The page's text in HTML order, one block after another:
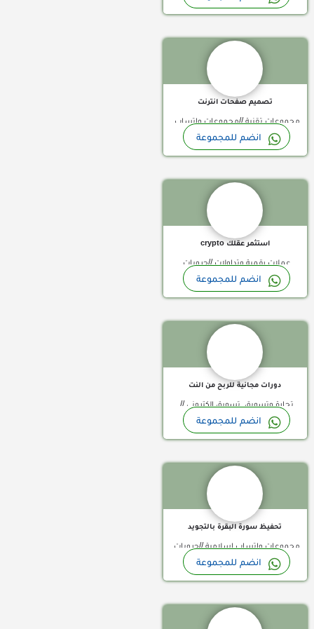
عمانية, مجموعات واتساب فلسطينية,
مجموعات واتساب قطر, مجموعات
واتساب ليبيا, مجموعات واتساب مصر
واتساب بحرينية, مجموعات واتساب
مجموعات واتساب العراق, مجموعات
واتساب الكويت, مجموعات واتساب
المغرب, مجموعات واتساب اليمن,
مجموعات واتساب تركية, مجموعات
واتساب تونس, مجموعات واتساب
سودان, مجموعات واتساب سوريا,
واتساب عمانية, مجموعات واتساب
فلسطينية, مجموعات واتساب قطر,
مجموعات واتساب ليبيا, مجموعات
واتساب مصر
تصميم صفحات انترنت
مجموعة تصميم صفحات انترنت لمن يبحث عن مصمم صفحات
مجموعات تقنية //مجموعات واتساب
الامارات, مجموعات واتساب الجزائر,
مجموعات واتساب العراق, مجموعات
المغرب, مجموعات واتساب اليمن,
مجموعات واتساب تركية, مجموعات
واتساب تونس, مجموعات واتساب
سودان, مجموعات واتساب سوريا,
مجموعات واتساب عرب, مجموعات
واتساب عمانية, مجموعات واتساب
مجموعات واتساب ليبيا, مجموعات
واتساب مصر
انضم للمجموعة
استثمر عقلك crypto
مجموعة واتساب
عملات رقمية وتداولات //جروبات
واتساب السعودية, جروبات واتساب
بحرينية, مجموعات واتساب الامارات,
واتساب العراق, مجموعات واتساب
الكويت, مجموعات واتساب المغرب,
مجموعات واتساب اليمن, مجموعات
واتساب تركية, مجموعات واتساب
تونس, مجموعات واتساب سودان,
مجموعات واتساب سوريا, مجموعات
عمانية, مجموعات واتساب فلسطينية,
مجموعات واتساب قطر, مجموعات
واتساب ليبيا, مجموعات واتساب مصر
انضم للمجموعة
دورات مجانية للربح من النت
مجموعة واتساب
تجارة وتسويق, تسويق الكتروني //
جروبات واتساب السعودية, جروبات
واتساب بحرينية, مجموعات واتساب
مجموعات واتساب العراق, مجموعات
واتساب الكويت, مجموعات واتساب
المغرب, مجموعات واتساب اليمن,
مجموعات واتساب تركية, مجموعات
واتساب تونس, مجموعات واتساب
سودان, مجموعات واتساب سوريا,
واتساب عمانية, مجموعات واتساب
فلسطينية, مجموعات واتساب قطر,
انضم للمجموعة
تحفيظ سورة البقرة بالتجويد
مجموعة تحفيظ سورة البقرة بالتجويد هذا الجروب خاص
مجموعات واتساب اسلامية //جروبات
واتساب السعودية, جروبات واتساب
بحرينية, مجموعات واتساب الامارات,
واتساب العراق, مجموعات واتساب
انضم للمجموعة
مجموعة واتساب